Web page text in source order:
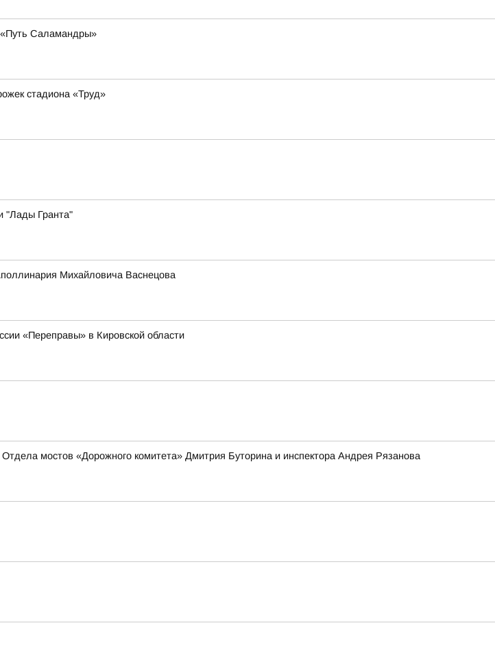
«Путь Саламандры»
стадиона «Труд»
"Лады Гранта"
Михайловича Васнецова
«Переправы» в Кировской области
мостов «Дорожного комитета» Дмитрия Буторина и инспектора Андрея Рязанова